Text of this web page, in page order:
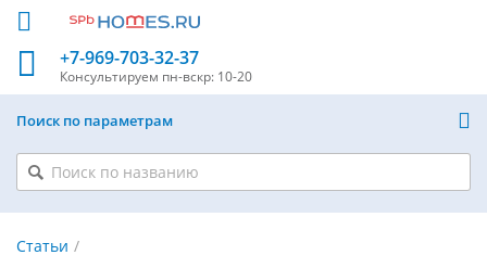
+7-969-703-32-37
Консультируем пн-вскр: 10-20
Поиск по параметрам
Статьи